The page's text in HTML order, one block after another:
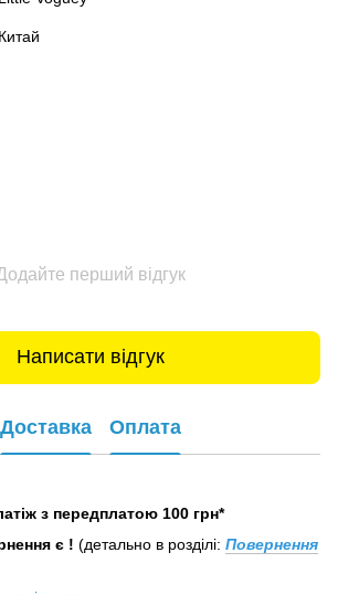
Китай
перший відгук
Написати відгук
Доставка Оплата
з передплатою 100 грн*
є ! (детально в розділі: Повернення